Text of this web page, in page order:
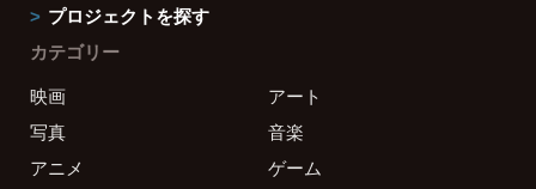
プロジェクトを探す
カテゴリー
映画
アート
写真
音楽
アニメ
ゲーム